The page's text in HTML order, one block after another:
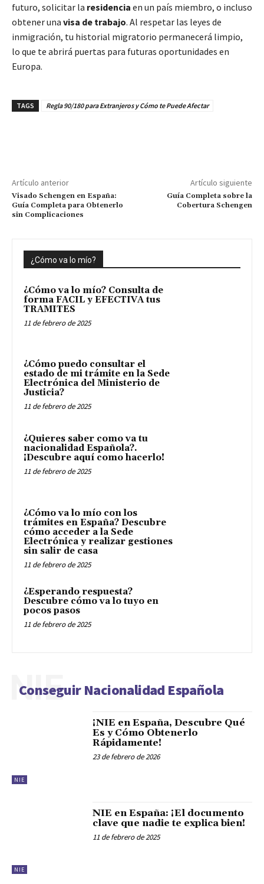
futuro, solicitar la residencia en un país miembro, o incluso
obtener una visa de trabajo. Al respetar las leyes de
inmigración, tu historial migratorio permanecerá limpio,
lo que te abrirá puertas para futuras oportunidades en
Europa.
TAGS Regla 90/180 para Extranjeros y Cómo te Puede Afectar
Artículo anterior
Visado Schengen en España:
Guía Completa para Obtenerlo
sin Complicaciones
Artículo siguiente
Guía Completa sobre la
Cobertura Schengen
¿Cómo va lo mío?
¿Cómo va lo mío? Consulta de
forma FACIL y EFECTIVA tus
TRAMITES
11 de febrero de 2025
¿Cómo puedo consultar el
estado de mi trámite en la Sede
Electrónica del Ministerio de
Justicia?
11 de febrero de 2025
¿Quieres saber como va tu
nacionalidad Española?.
¡Descubre aquí como hacerlo!
11 de febrero de 2025
¿Cómo va lo mío con los
trámites en España? Descubre
cómo acceder a la Sede
Electrónica y realizar gestiones
sin salir de casa
11 de febrero de 2025
¿Esperando respuesta?
Descubre cómo va lo tuyo en
pocos pasos
11 de febrero de 2025
Conseguir Nacionalidad Española
NIE
NIE
¡NIE en España, Descubre Qué
Es y Cómo Obtenerlo
Rápidamente!
23 de febrero de 2026
NIE
NIE en España: ¡El documento
clave que nadie te explica bien!
11 de febrero de 2025